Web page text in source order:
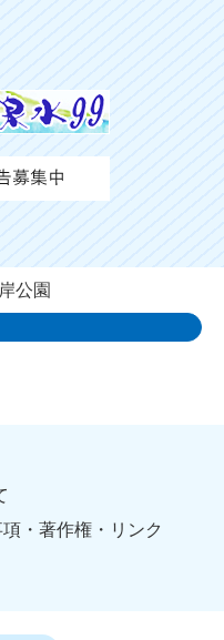
公園
・著作権・リンク